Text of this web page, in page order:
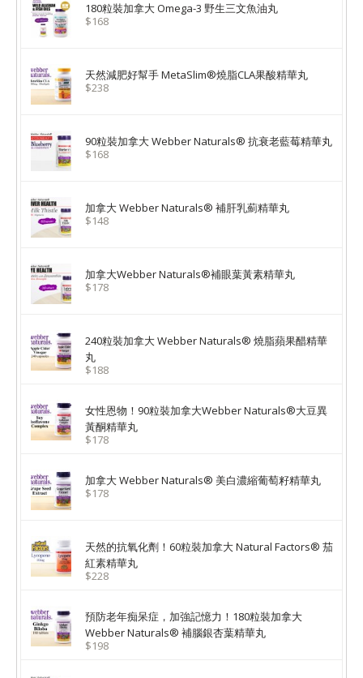
180粒裝加拿大 Omega-3 野生三文魚油丸
$168
天然減肥好幫手 MetaSlim®燒脂CLA果酸精華丸
$238
90粒裝加拿大 Webber Naturals® 抗衰老藍莓精華丸
$168
加拿大 Webber Naturals® 補肝乳薊精華丸
$148
加拿大Webber Naturals®補眼葉黃素精華丸
$178
240粒裝加拿大 Webber Naturals® 燒脂蘋果醋精華
丸
$188
女性恩物！90粒裝加拿大Webber Naturals®大豆異
黃酮精華丸
$178
加拿大 Webber Naturals® 美白濃縮葡萄籽精華丸
$178
天然的抗氧化劑！60粒裝加拿大 Natural Factors® 茄
紅素精華丸
$228
預防老年痴呆症，加強記憶力！180粒裝加拿大
Webber Naturals® 補腦銀杏葉精華丸
$198